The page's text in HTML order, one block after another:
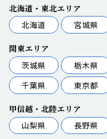
北海道・東北エリア
北海道
宮城県
関東エリア
茨城県
栃木県
千葉県
東京都
甲信越・北陸エリア
山梨県
長野県